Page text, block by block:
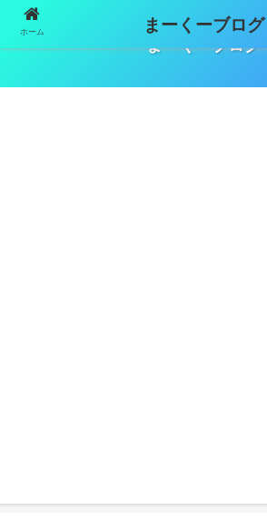
まーくーブログ
ホーム まーくーブログ